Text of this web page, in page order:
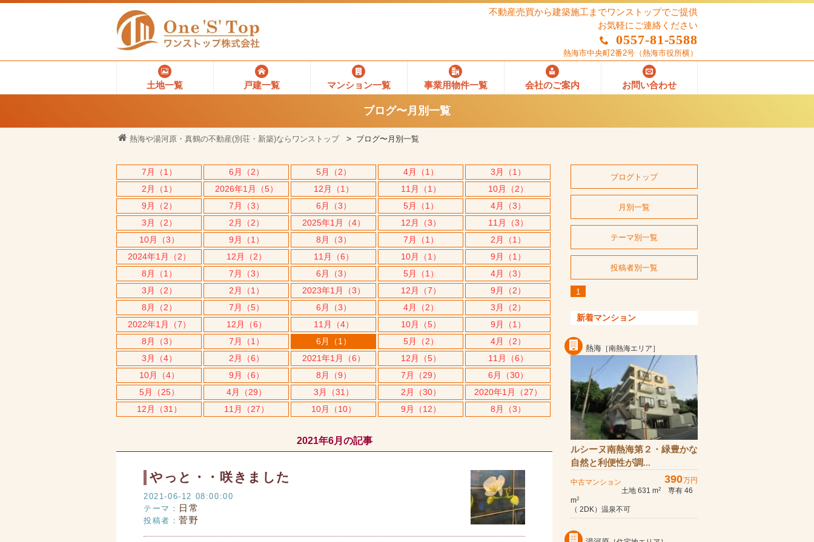
不動産売買から建築施工までワンストップでご提供
お気軽にご連絡ください
0557-81-5588
熱海市中央町2番2号 （熱海市役所横）
土地一覧 戸建一覧 マンション一覧 事業用物件一覧 会社のご案内 お問い合わせ
ブログ〜月別一覧
熱海や湯河原・真鶴の不動産(別荘・新築)ならワンストップ ブログ〜月別一覧
7月（1） 6月（2） 5月（2） 4月（1）
3月（1）
2月（1）
2026年1月（5） 12月（1） 11月（1）
10月（2）
9月（2）
7月（3） 6月（3） 5月（1）
4月（3）
3月（2）
2月（2） 2025年1月（4） 12月（3）
11月（3）
10月（3）
9月（1） 8月（3） 7月（1）
2月（1）
2024年1月（2）
12月（2） 11月（6） 10月（1）
9月（1）
8月（1）
7月（3） 6月（3） 5月（1）
4月（3）
3月（2）
2月（1） 2023年1月（3） 12月（7）
9月（2）
8月（2）
7月（5） 6月（3） 4月（2）
3月（2）
2022年1月（7）
12月（6） 11月（4） 10月（5）
9月（1）
8月（3）
7月（1） 6月（1） 5月（2）
4月（2）
3月（4）
2月（6） 2021年1月（6） 12月（5）
11月（6）
10月（4）
9月（6） 8月（9） 7月（29）
6月（30）
5月（25）
4月（29） 3月（31） 2月（30）
2020年1月（27）
12月（31）
11月（27） 10月（10） 9月（12） 8月（3）
2021年6月の記事
やっと・・咲きました
2021-06-12 08:00:00
テーマ： 日常
投稿者：菅野
ブログトップ
月別一覧
テーマ別一覧
投稿者別一覧
1
新着マンション
熱海 ［南熱海エリア］
ルシーヌ南熱海第２・緑豊かな
自然と利便性が調...
中古マンション 390万円
土地 631 m2
専有 46
m2
（ 2DK）温泉不可